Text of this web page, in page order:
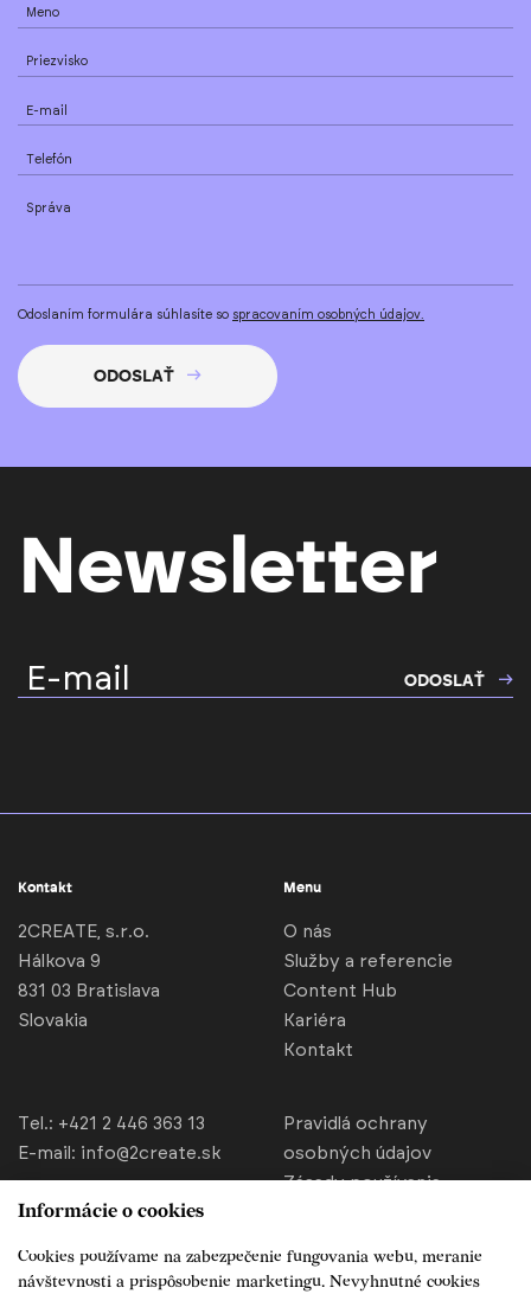
Meno
Priezvisko
E-mail
Telefón
Správa
Odoslaním formulára súhlasíte so spracovaním osobných údajov.
ODOSLAŤ
Newsletter
E-mail ODOSLAŤ
Kontakt
2CREATE, s.r.o.
Hálkova 9
831 03 Bratislava
Slovakia
Tel.: +421 2 446 363 13
E-mail: info@2create.sk
Menu
O nás
Služby a referencie
Content Hub
Kariéra
Kontakt
Pravidlá ochrany
osobných údajov
Zásady používania
Všeobecné obchodné
Informácie o cookies
Cookies používame na zabezpečenie fungovania webu, meranie
návštevnosti a prispôsobenie marketingu. Nevyhnutné cookies